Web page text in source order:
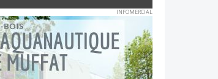
INFOMERCIAL